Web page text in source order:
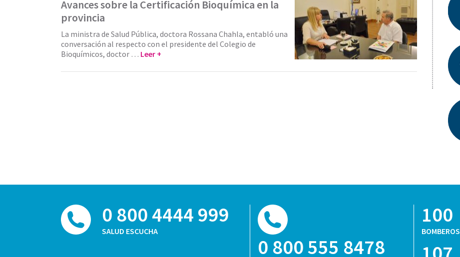
Avances sobre la Certificación Bioquímica en la
provincia
La ministra de Salud Pública, doctora Rossana Chahla, entabló una
conversación al respecto con el presidente del Colegio de
Bioquímicos, doctor … Leer +
0 800 4444 999
SALUD ESCUCHA
0 800 555 8478
100
BOMBEROS